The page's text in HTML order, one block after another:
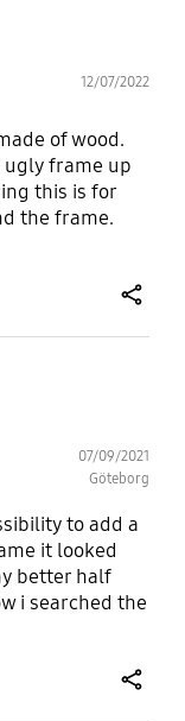
12/07/2022
of wood.
ugly frame up
this is for
the frame.
07/09/2021
Göteborg
to add a
it looked
better half
i searched the
i'm not